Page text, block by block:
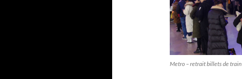
Metro – retrait billets de train